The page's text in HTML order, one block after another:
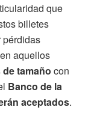
que
billetes
pérdidas
aquellos
tamaño con
Banco de la
aceptados.